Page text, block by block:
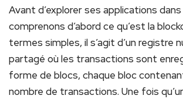
Avant d’explorer⁢ ses applications
comprenons d’abord ce qu’est la
termes simples, il s’agit d’un registre
partagé où les transactions sont
forme de blocs, chaque bloc
nombre de transactions. Une fois